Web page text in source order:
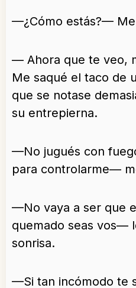
—¿Cómo estás?—
— Ahora que te veo,
Me saqué el taco de
que se notase
su entrepierna.
—No jugués con
para controlarme—
—No vaya a ser que
quemado seas vos—
sonrisa.
—Si tan incómodo te